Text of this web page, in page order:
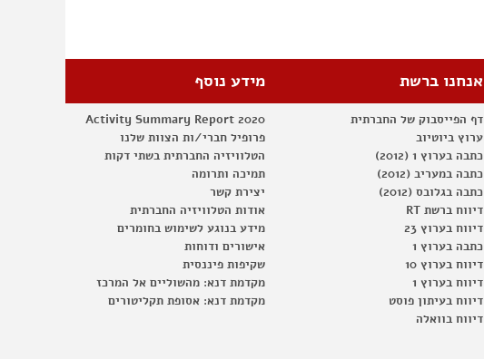
אנחנו ברשת
דף הפייסבוק של החברתית
ערוץ ביוטיוב
כתבה בערוץ 1 (2012)
כתבה במעריב (2012)
כתבה בגלובס (2012)
דיווח ברשת RT
דיווח בערוץ 23
כתבה בערוץ 1
דיווח בערוץ 10
דיווח בערוץ 1
דיווח בעיתון פוסט
דיווח בוואלה
מידע נוסף
Activity Summary Report 2020
פרופיל חברי/ות הצוות שלנו
הטלוויזיה החברתית בשתי דקות
תמיכה ותרומה
יצירת קשר
אודות הטלוויזיה החברתית
מידע בנוגע לשימוש בחומרים
אישורים ודוחות
שקיפות פיננסית
מקדמת דנא: מהשוליים אל המרכז
מקדמת דנא: אסופת תקליטורים